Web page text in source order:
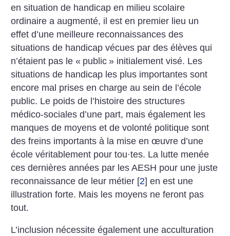
en situation de handicap en milieu scolaire
ordinaire a augmenté, il est en premier lieu un
effet d’une meilleure reconnaissances des
situations de handicap vécues par des élèves qui
n’étaient pas le « public » initialement visé. Les
situations de handicap les plus importantes sont
encore mal prises en charge au sein de l’école
public. Le poids de l’histoire des structures
médico-sociales d’une part, mais également les
manques de moyens et de volonté politique sont
des freins importants à la mise en œuvre d’une
école véritablement pour tou·tes. La lutte menée
ces dernières années par les AESH pour une juste
reconnaissance de leur métier [2] en est une
illustration forte. Mais les moyens ne feront pas
tout.
L’inclusion nécessite également une acculturation